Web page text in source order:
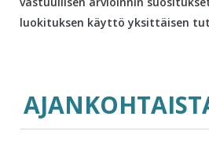
luokituksen käyttö yksittäisen